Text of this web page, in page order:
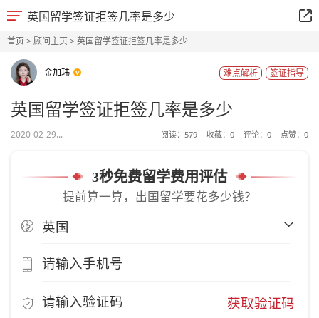
英国留学签证拒签几率是多少
首页> 顾问主页> 英国留学签证拒签几率是多少
金加玮 签证指导
难点解析
英国留学签证拒签几率是多少
2020-02-29... 阅读： 579 收藏： 0 评论： 0 点赞： 0
3秒免费留学费用评估
提前算一算，出国留学要花多少钱？
获取验证码